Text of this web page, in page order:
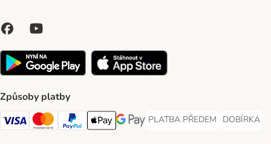
Způsoby platby
Visa Payment Method
Mastercard Payment Method
PayPal Payment Method
Apple pay Payment Method
GooglePay Payment Method
PLATBA PŘEDEM
PLATBA PŘEDEM Payment
DOBÍRKA
DOBÍRKA